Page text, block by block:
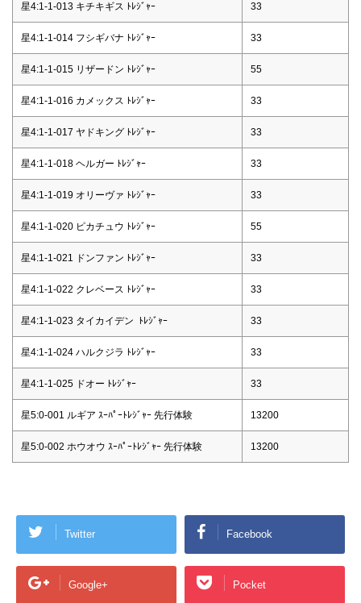
星4:1-1-013 キチキギス ﾄﾚｼﾞｬｰ 33
星4:1-1-014 フシギバナ ﾄﾚｼﾞｬｰ 33
星4:1-1-015 リザードン ﾄﾚｼﾞｬｰ 55
星4:1-1-016 カメックス ﾄﾚｼﾞｬｰ 33
星4:1-1-017 ヤドキング ﾄﾚｼﾞｬｰ 33
星4:1-1-018 ヘルガー ﾄﾚｼﾞｬｰ 33
星4:1-1-019 オリーヴァ ﾄﾚｼﾞｬｰ 33
星4:1-1-020 ピカチュウ ﾄﾚｼﾞｬｰ 55
星4:1-1-021 ドンファン ﾄﾚｼﾞｬｰ 33
星4:1-1-022 クレベース ﾄﾚｼﾞｬｰ 33
星4:1-1-023 タイカイデン ﾄﾚｼﾞｬｰ 33
星4:1-1-024 ハルクジラ ﾄﾚｼﾞｬｰ 33
星4:1-1-025 ドオー ﾄﾚｼﾞｬｰ 33
星5:0-001 ルギア ｽｰﾊﾟｰﾄﾚｼﾞｬｰ 先行体験 13200
星5:0-002 ホウオウ ｽｰﾊﾟｰﾄﾚｼﾞｬｰ 先行体験 13200
Twitter Facebook
Google+ Pocket